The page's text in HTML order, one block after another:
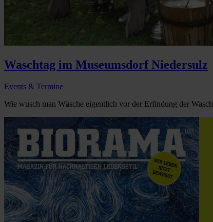
Waschtag im Museumsdorf Niedersulz
Events & Termine
Wie wusch man Wäsche eigentlich vor der Erfindung der